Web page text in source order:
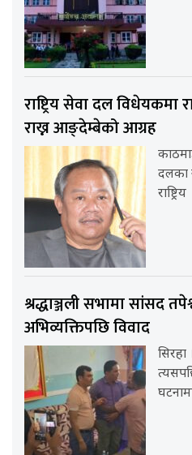
राष्ट्रिय सेवा दल विधेयकमा
राख्न आङ्देम्बेको आग्रह
दलका
राष्ट्रिय
श्रद्धाञ्जली सभामा सांसद
अभिव्यक्तिपछि विवाद